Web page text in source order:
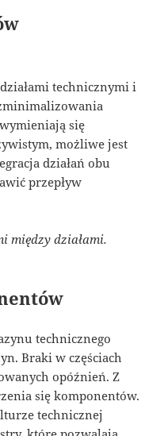
technicznymi i
się
możliwe jest
działań obu
przepływ
między działami.
technicznego
Braki w częściach
opóźnień. Z
się komponentów.
technicznej